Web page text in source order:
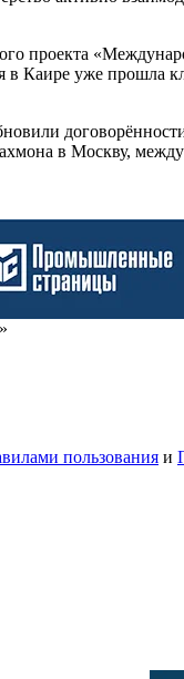
проекта
Каире уже прошла
в Москву,
пользования и